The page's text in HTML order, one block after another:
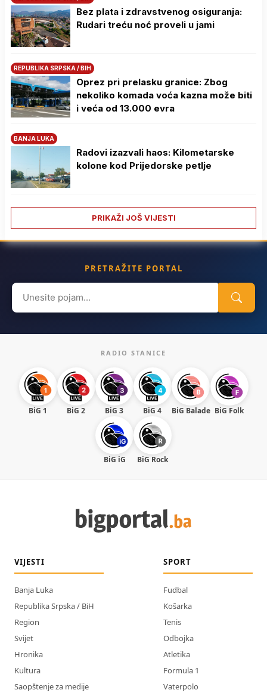
Bez plata i zdravstvenog osiguranja:
Rudari treću noć proveli u jami
REPUBLIKA SRPSKA / BIH
Oprez pri prelasku granice: Zbog
nekoliko komada voća kazna može biti
i veća od 13.000 evra
BANJA LUKA
Radovi izazvali haos: Kilometarske
kolone kod Prijedorske petlje
PRIKAŽI JOŠ VIJESTI
PRETRAŽITE PORTAL
Search
for:
RADIO STANICE
BiG 1 BiG 2 BiG 3 BiG 4 BiG Balade BiG Folk
BiG iG BiG Rock
VIJESTI
Banja Luka
Republika Srpska / BiH
Region
Svijet
Hronika
Kultura
Saopštenje za medije
SPORT
Fudbal
Košarka
Tenis
Odbojka
Atletika
Formula 1
Vaterpolo